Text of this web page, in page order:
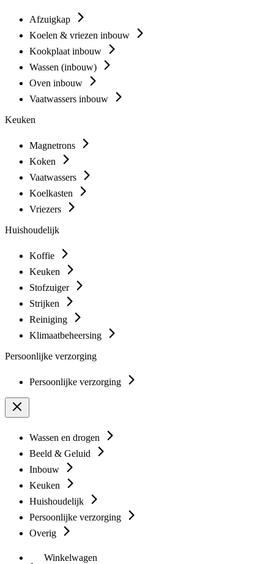
Afzuigkap
Koelen & vriezen inbouw
Kookplaat inbouw
Wassen (inbouw)
Oven inbouw
Vaatwassers inbouw
Keuken
Magnetrons
Koken
Vaatwassers
Koelkasten
Vriezers
Huishoudelijk
Koffie
Keuken
Stofzuiger
Strijken
Reiniging
Klimaatbeheersing
Persoonlijke verzorging
Persoonlijke verzorging
Wassen en drogen
Beeld & Geluid
Inbouw
Keuken
Huishoudelijk
Persoonlijke verzorging
Overig
Winkelwagen